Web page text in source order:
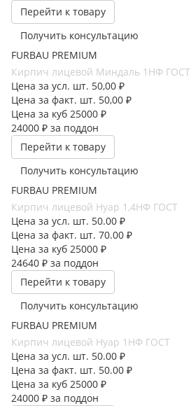
Перейти к товару
Получить консультацию
FURBAU PREMIUM
Кирпич лицевой Миндаль 1НФ ГОСТ
Цена за усл. шт. 50,00 ₽
Цена за факт. шт. 50,00 ₽
Цена за куб 25000 ₽
24000 ₽ за поддон
Перейти к товару
Получить консультацию
FURBAU PREMIUM
Кирпич лицевой Нуар 1,4НФ ГОСТ
Цена за усл. шт. 50.00 ₽
Цена за факт. шт. 70.00 ₽
Цена за куб 25000 ₽
24640 ₽ за поддон
Перейти к товару
Получить консультацию
FURBAU PREMIUM
Кирпич лицевой Нуар 1НФ ГОСТ
Цена за усл. шт. 50.00 ₽
Цена за факт. шт. 50.00 ₽
Цена за куб 25000 ₽
24000 ₽ за поддон